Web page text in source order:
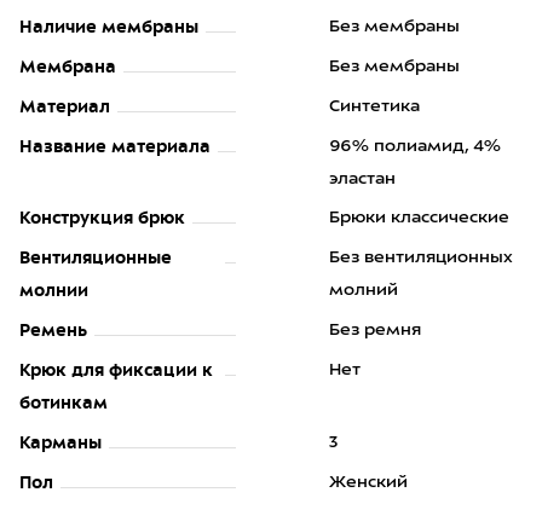
Наличие мембраны Без мембраны
Мембрана Без мембраны
Материал Синтетика
Название материала
96% полиамид, 4%
эластан
Конструкция брюк Брюки классические
Вентиляционные
молнии
Без вентиляционных
молний
Ремень Без ремня
Крюк для фиксации к
ботинкам
Нет
Карманы 3
Пол Женский